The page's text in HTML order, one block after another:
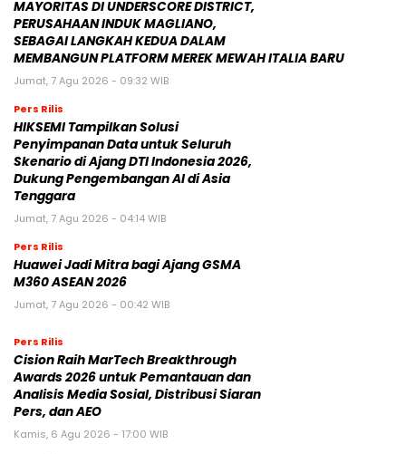
MAYORITAS DI UNDERSCORE DISTRICT,
PERUSAHAAN INDUK MAGLIANO,
SEBAGAI LANGKAH KEDUA DALAM
MEMBANGUN PLATFORM MEREK MEWAH ITALIA BARU
Jumat, 7 Agu 2026 - 09:32 WIB
Pers Rilis
HIKSEMI Tampilkan Solusi
Penyimpanan Data untuk Seluruh
Skenario di Ajang DTI Indonesia 2026,
Dukung Pengembangan AI di Asia
Tenggara
Jumat, 7 Agu 2026 - 04:14 WIB
Pers Rilis
Huawei Jadi Mitra bagi Ajang GSMA
M360 ASEAN 2026
Jumat, 7 Agu 2026 - 00:42 WIB
Pers Rilis
Cision Raih MarTech Breakthrough
Awards 2026 untuk Pemantauan dan
Analisis Media Sosial, Distribusi Siaran
Pers, dan AEO
Kamis, 6 Agu 2026 - 17:00 WIB